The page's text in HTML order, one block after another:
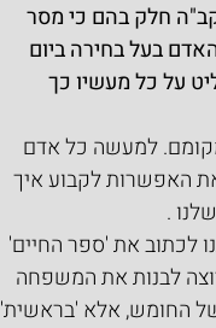
חלק בהם כי מסר
בעל בחירה ביום
על כל מעשיו כך
למעשה כל אדם
האפשרות לקבוע איך
.
לכתוב את 'ספר החיים'
לבנות את המשפחה
החומש, אלא 'בראשית'